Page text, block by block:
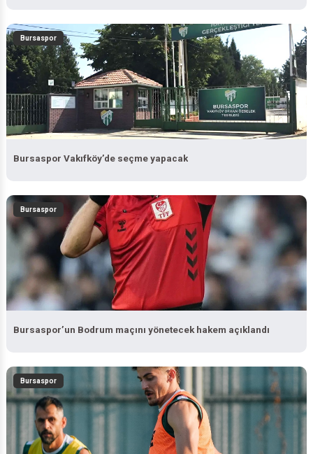
Bursaspor
Bursaspor Vakıfköy’de seçme yapacak
Bursaspor
Bursaspor’un Bodrum maçını yönetecek hakem açıklandı
Bursaspor